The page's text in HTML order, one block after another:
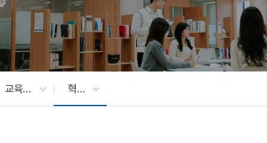
교육혁신원 혁신원공지사항